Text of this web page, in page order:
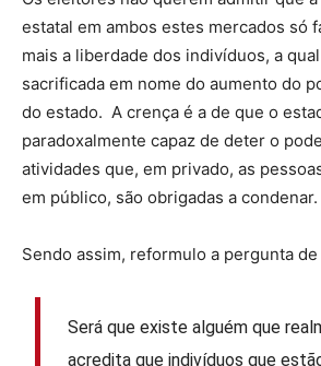
estatal em ambos estes mercados só
mais a liberdade dos indivíduos, a
sacrificada em nome do aumento do
do estado. A crença é a de que o
paradoxalmente capaz de deter o
atividades que, em privado, as
em público, são obrigadas a condenar.
Sendo assim, reformulo a pergunta
Será que existe alguém que
acredita que indivíduos que